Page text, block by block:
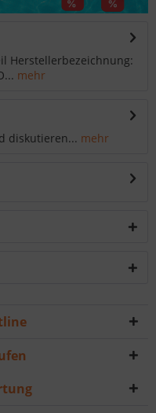
Herstellerbezeichnung:
mehr
diskutieren... mehr